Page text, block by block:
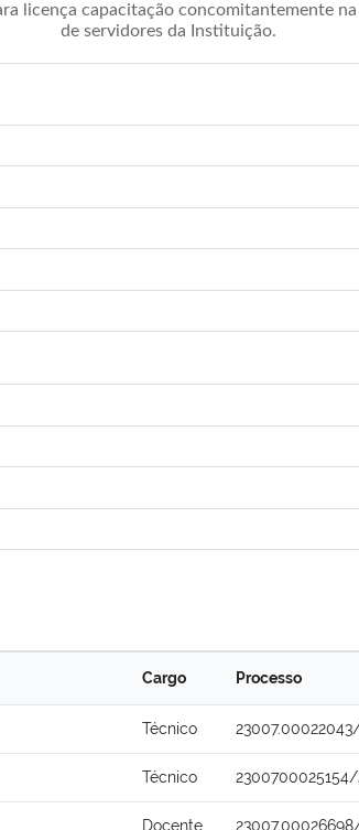
licença capacitação concomitantemente
de servidores da Instituição.
Cargo Processo
Técnico
Técnico 2300700025154/
Docente